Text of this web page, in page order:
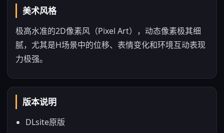
美术风格
极高水准的2D像素风（Pixel Art），动态像素极其细
腻，尤其是H场景中的位移、表情变化和环境互动表现
力极强。
版本说明
DLsite原版